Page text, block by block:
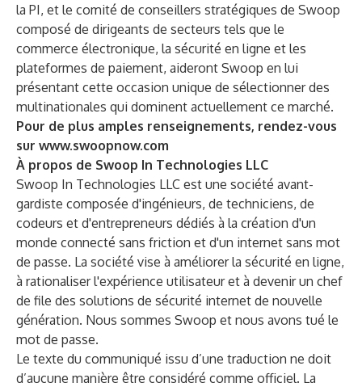
la PI, et le comité de conseillers stratégiques de Swoop
composé de dirigeants de secteurs tels que le
commerce électronique, la sécurité en ligne et les
plateformes de paiement, aideront Swoop en lui
présentant cette occasion unique de sélectionner des
multinationales qui dominent actuellement ce marché.
Pour de plus amples renseignements, rendez-vous
sur www.swoopnow.com
À propos de Swoop In Technologies LLC
Swoop In Technologies LLC est une société avant-
gardiste composée d'ingénieurs, de techniciens, de
codeurs et d'entrepreneurs dédiés à la création d'un
monde connecté sans friction et d'un internet sans mot
de passe. La société vise à améliorer la sécurité en ligne,
à rationaliser l'expérience utilisateur et à devenir un chef
de file des solutions de sécurité internet de nouvelle
génération. Nous sommes Swoop et nous avons tué le
mot de passe.
Le texte du communiqué issu d’une traduction ne doit
d’aucune manière être considéré comme officiel. La